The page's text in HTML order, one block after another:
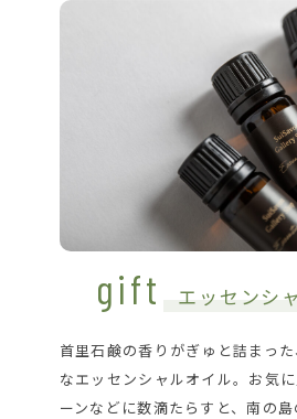
gift エッセンシ
首里石鹸の香りがぎゅと詰まっ
なエッセンシャルオイル。お気
ーンなどに数滴たらすと、南の